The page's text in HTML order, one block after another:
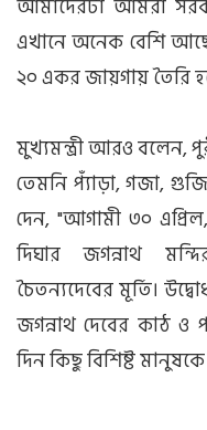
আমাদেরটা আমরা
এখানে অনেক বেশি
২০ একর জায়গায় তৈরি
মুখ্যমন্ত্রী আরও বলেন,
তেমনি প্যাঁড়া, গজা,
দেন, "আগামী ৩০
দিঘার জগন্নাথ
চৈতন্যদেবের মূর্তি।
জগন্নাথ দেবের কাঠ ও
দিন কিছু বিশিষ্ট